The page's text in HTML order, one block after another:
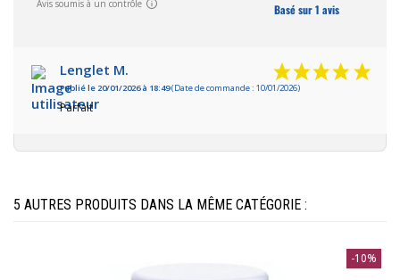
Avis soumis à un contrôle Basé sur 1 avis
Lenglet M.
Publié le 20/01/2026 à 18:49(Date de commande : 10/01/2026)
Parfait
5 AUTRES PRODUITS DANS LA MÊME CATÉGORIE :
-10%